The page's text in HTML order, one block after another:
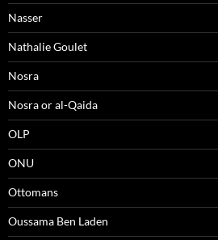
Nasser
Nathalie Goulet
Nosra
Nosra or al-Qaida
OLP
ONU
Ottomans
Oussama Ben Laden